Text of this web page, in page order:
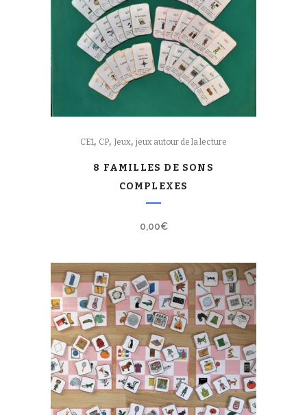
CE1, CP, Jeux, jeux autour de la lecture
8 FAMILLES DE SONS
COMPLEXES
0,00€